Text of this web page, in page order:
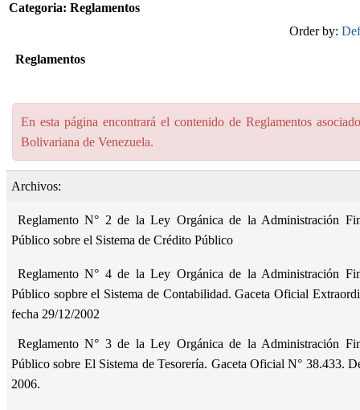
Categoria: Reglamentos
Order by:
Reglamentos
En esta página encontrará el contenido de Reglamentos
Bolivariana de Venezuela.
Archivos:
Reglamento N° 2 de la Ley Orgánica de la Administración
Público sobre el Sistema de Crédito Público
Reglamento N° 4 de la Ley Orgánica de la Administración
Público sopbre el Sistema de Contabilidad. Gaceta Oficial
fecha 29/12/2002
Reglamento N° 3 de la Ley Orgánica de la Administración
Público sobre El Sistema de Tesorería. Gaceta Oficial N° 38.433.
2006.